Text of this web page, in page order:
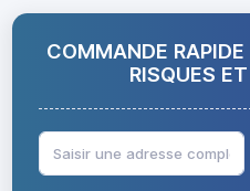
COMMANDE
RISQUES